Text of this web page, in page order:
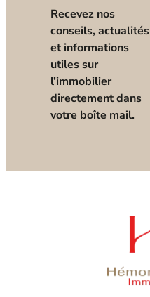
Recevez nos
conseils, actualités
et informations
utiles sur
l’immobilier
directement dans
votre boîte mail.